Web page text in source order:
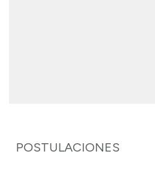
POSTULACIONES